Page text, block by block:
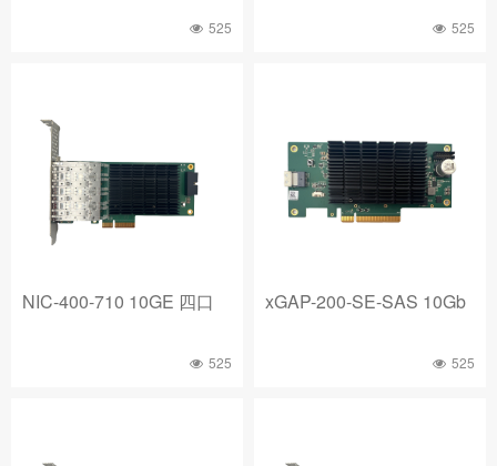
525 525
NIC-400-710 10GE 四口
525
xGAP-200-SE-SAS 10Gb
525